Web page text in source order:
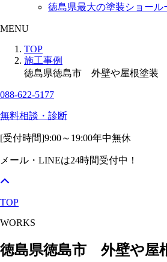
徳島県最大の塗装ショール
MENU
TOP
施工事例
徳島県徳島市 外壁や屋根塗装
088-622-5177
無料相談・診断
[受付時間]9:00～19:00年中無休
メール・LINEは24時間受付中！
TOP
WORKS
徳島県徳島市 外壁や屋